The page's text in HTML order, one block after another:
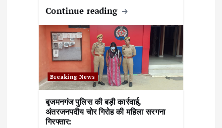
Continue reading
Breaking News
बृजमनगंज पुलिस की बड़ी कार्रवाई,
अंतरजनपदीय चोर गिरोह की महिला सरगना
गिरफ्तार: